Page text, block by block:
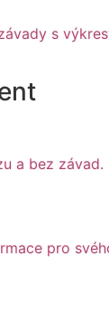
s
a bez
pro